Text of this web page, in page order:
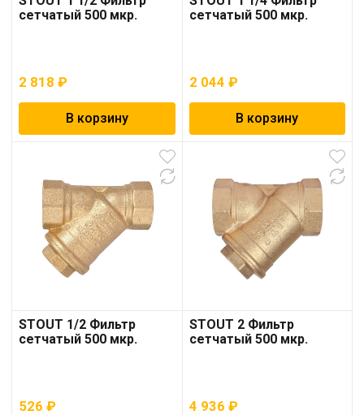
сетчатый 500 мкр.
2 818 ₽
В корзину
сетчатый 500 мкр.
2 044 ₽
В корзину
STOUT 1/2 Фильтр
сетчатый 500 мкр.
526 ₽
STOUT 2 Фильтр
сетчатый 500 мкр.
4 936 ₽